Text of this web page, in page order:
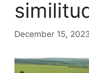
December 15,